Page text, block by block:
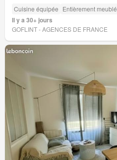
Cuisine équipée Entièrement meublé
Il y a 30+ jours
GOFLINT - AGENCES DE FRANCE